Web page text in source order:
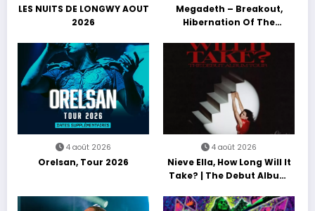
LES NUITS DE LONGWY AOUT
2026
Megadeth – Breakout,
Hibernation Of The
4 août 2026
Orelsan, Tour 2026
4 août 2026
Nieve Ella, How Long Will It
Take? | The Debut Album